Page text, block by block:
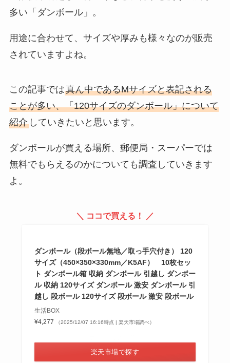
スイカバーは販売終了？どこに売
てるお店や販売期間チェック！
tsmc株はどこで買う？楽天証券・
SBI証券・野村證券などおすすめ
購入場所を調査！
【kose】カールキープマジックは
どこに売ってる？化粧品専門店・
シャネルのミラーはどこで買え
お香立てはダイソーやセリアなど
100均で売ってる？ニトリやネッ
フレアフレグランスジェントルブ
ーケが廃盤？なぜ！似てる商品や
多い「ダンボール」。
用途に合わせて、サイズや厚みも様々なのが販売
されていますよね。
この記事では真ん中であるMサイズと表記される
ことが多い、「120サイズのダンボール」について
紹介していきたいと思います。
ダンボールが買える場所、郵便局・スーパーでは
無料でもらえるのかについても調査していきます
よ。
＼ ココで買える！ ／
ダンボール（段ボール無地／取っ手穴付き） 120
サイズ（450×350×330mm／K5AF） 10枚セッ
ト ダンボール箱 収納 ダンボール 引越し ダンボー
ル 収納 120サイズ ダンボール 激安 ダンボール 引
越し 段ボール 120サイズ 段ボール 激安 段ボール
生活BOX
¥4,277
（2025/12/07 16:16時点 | 楽天市場調べ）
楽天市場で探す